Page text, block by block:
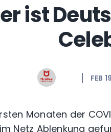
ist
FEB
Monaten der
Netz Ablenkung